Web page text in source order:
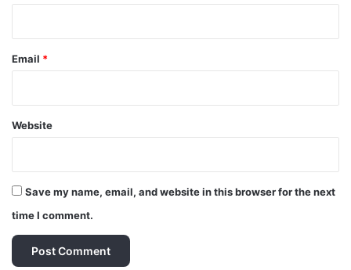
Email *
Website
Save my name, email, and website in this browser for the next
time I comment.